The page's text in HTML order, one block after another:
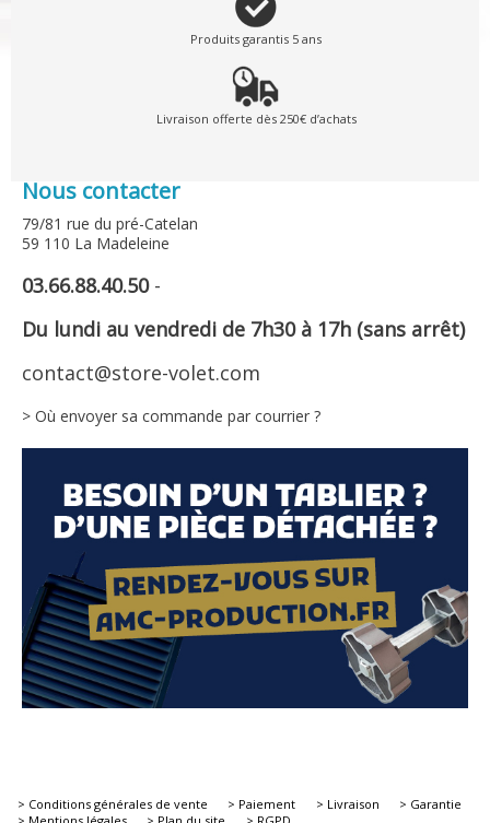
Produits garantis 5 ans
Livraison offerte dès 250€ d’achats
Nous contacter
79/81 rue du pré-Catelan
59 110 La Madeleine
03.66.88.40.50-
Du lundi au vendredi de 7h30 à 17h (sans arrêt)
contact@store-volet.com
> Où envoyer sa commande par courrier ?
> Conditions générales de vente > Paiement > Livraison
> Garantie